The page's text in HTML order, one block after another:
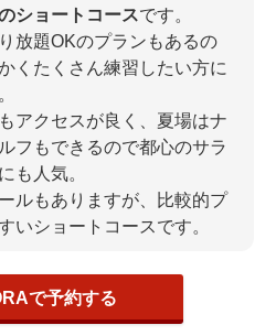
ショートコースです。
放題OKのプランもあるの
くたくさん練習したい方に
アクセスが良く、夏場はナ
フもできるので都心のサラ
も人気。
ルもありますが、比較的プ
いショートコースです。
で予約する